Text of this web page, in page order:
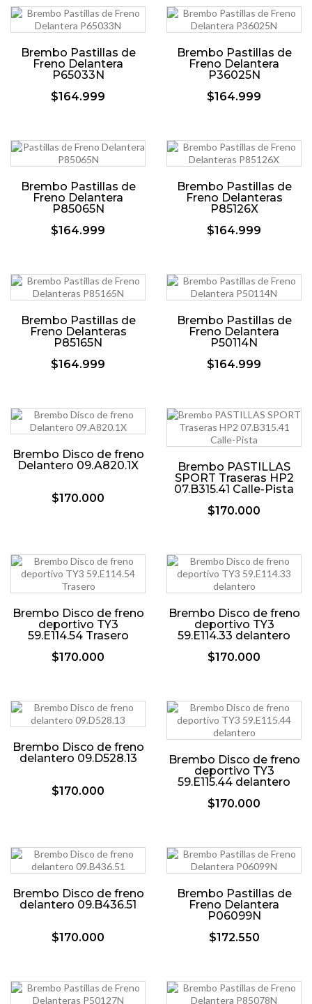
Brembo Pastillas de
Freno Delantera
P65033N
$164.999
Brembo Pastillas de
Freno Delantera
P36025N
$164.999
Brembo Pastillas de
Freno Delantera
P85065N
$164.999
Brembo Pastillas de
Freno Delanteras
P85126X
$164.999
Brembo Pastillas de
Freno Delanteras
P85165N
$164.999
Brembo Pastillas de
Freno Delantera
P50114N
$164.999
Brembo Disco de freno
Delantero 09.A820.1X
$170.000
Brembo PASTILLAS
SPORT Traseras HP2
07.B315.41 Calle-Pista
$170.000
Brembo Disco de freno
deportivo TY3
59.E114.54 Trasero
$170.000
Brembo Disco de freno
deportivo TY3
59.E114.33 delantero
$170.000
Brembo Disco de freno
delantero 09.D528.13
$170.000
Brembo Disco de freno
deportivo TY3
59.E115.44 delantero
$170.000
Brembo Disco de freno
delantero 09.B436.51
$170.000
Brembo Pastillas de
Freno Delantera
P06099N
$172.550